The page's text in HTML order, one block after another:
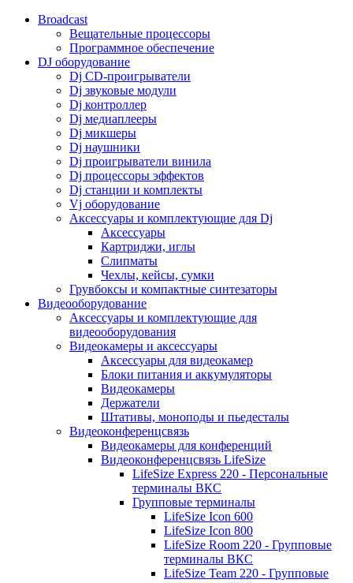
Broadcast
Вещательные процессоры
Программное обеспечение
DJ оборудование
Dj CD-проигрыватели
Dj звуковые модули
Dj контроллер
Dj медиаплееры
Dj микшеры
Dj наушники
Dj проигрыватели винила
Dj процессоры эффектов
Dj станции и комплекты
Vj оборудование
Аксессуары и комплектующие для Dj
Аксессуары
Картриджи, иглы
Слипматы
Чехлы, кейсы, сумки
Грувбоксы и компактные синтезаторы
Видеооборудование
Аксессуары и комплектующие для
видеооборудования
Видеокамеры и аксессуары
Аксессуары для видеокамер
Блоки питания и аккумуляторы
Видеокамеры
Держатели
Штативы, моноподы и пьедесталы
Видеоконференцсвязь
Видеокамеры для конференций
Видеоконференцсвязь LifeSize
LifeSize Express 220 - Персональные
терминалы ВКС
Групповые терминалы
LifeSize Icon 600
LifeSize Icon 800
LifeSize Room 220 - Групповые
терминалы ВКС
LifeSize Team 220 - Групповые